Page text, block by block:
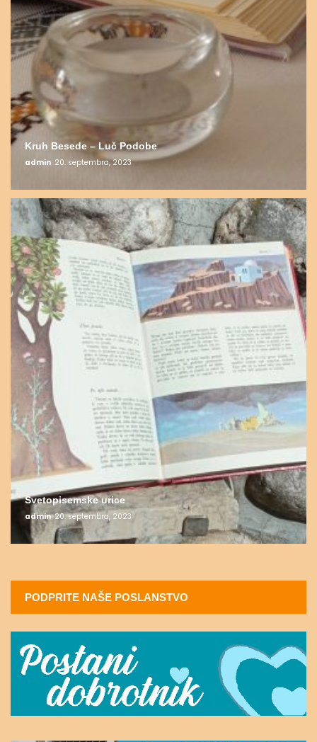
Kruh Besede – Luč Podobe
admin 20. septembra, 2023
Svetopisemske urice
admin 20. septembra, 2023
PODPRITE NAŠE POSLANSTVO